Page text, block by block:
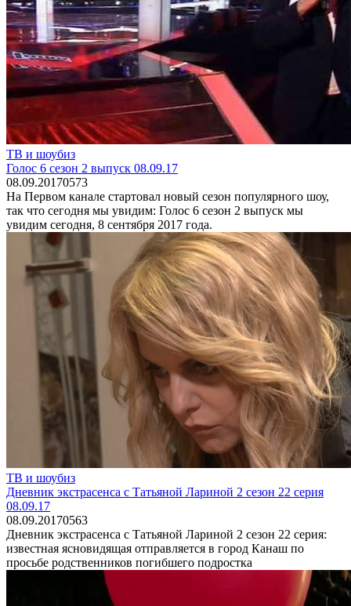
ТВ и шоубиз
Голос 6 сезон 2 выпуск 08.09.17
08.09.20170573
На Первом канале стартовал новый сезон популярного шоу,
так что сегодня мы увидим: Голос 6 сезон 2 выпуск мы
увидим сегодня, 8 сентября 2017 года.
ТВ и шоубиз
Дневник экстрасенса с Татьяной Лариной 2 сезон 22 серия
08.09.17
08.09.20170563
Дневник экстрасенса с Татьяной Лариной 2 сезон 22 серия:
известная ясновидящая отправляется в город Канаш по
просьбе родственников погибшего подростка